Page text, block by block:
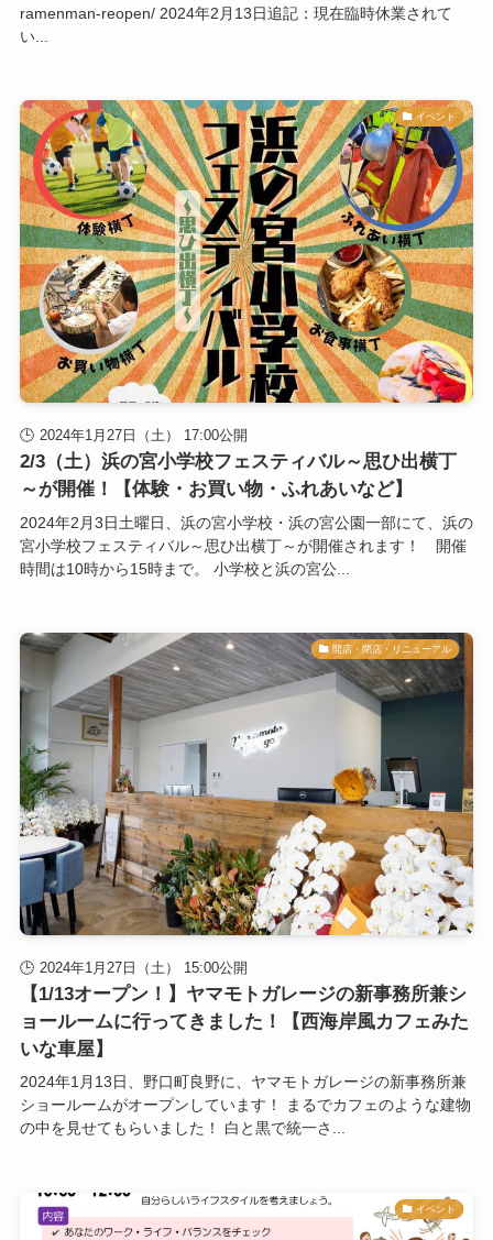
ramenman-reopen/ 2024年2月13日追記：現在臨時休業されて
い...
イベント
2024年1月27日（土） 17:00公開
2/3（土）浜の宮小学校フェスティバル～思ひ出横丁
～が開催！【体験・お買い物・ふれあいなど】
2024年2月3日土曜日、浜の宮小学校・浜の宮公園一部にて、浜の
宮小学校フェスティバル～思ひ出横丁～が開催されます！ 開催
時間は10時から15時まで。 小学校と浜の宮公...
開店・閉店・リニューアル
2024年1月27日（土） 15:00公開
【1/13オープン！】ヤマモトガレージの新事務所兼シ
ョールームに行ってきました！【西海岸風カフェみた
いな車屋】
2024年1月13日、野口町良野に、ヤマモトガレージの新事務所兼
ショールームがオープンしています！ まるでカフェのような建物
の中を見せてもらいました！ 白と黒で統一さ...
イベント